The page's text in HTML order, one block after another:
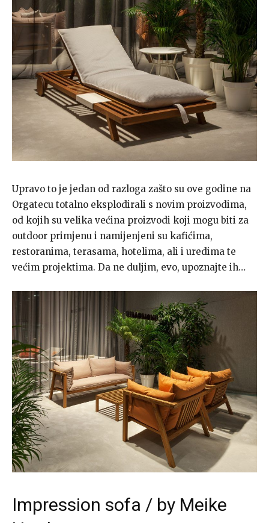
Upravo to je jedan od razloga zašto su ove godine na
Orgatecu totalno eksplodirali s novim proizvodima,
od kojih su velika većina proizvodi koji mogu biti za
outdoor primjenu i namijenjeni su kafićima,
restoranima, terasama, hotelima, ali i uredima te
većim projektima. Da ne duljim, evo, upoznajte ih…
Impression sofa / by Meike